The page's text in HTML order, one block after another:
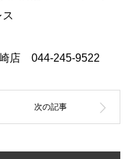
店 044-245-9522